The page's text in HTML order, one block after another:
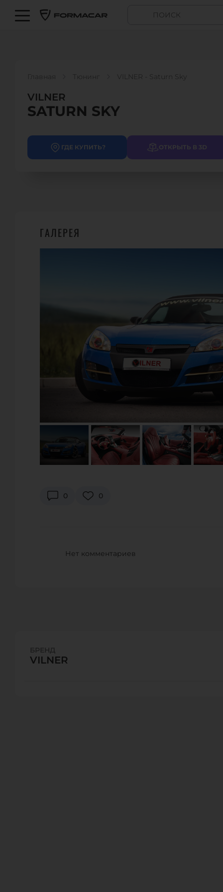
Главная Тюнинг VILNER - Saturn Sky
VILNER
SATURN SKY
ГДЕ КУПИТЬ? ОТКРЫТЬ В 3D
ГАЛЕРЕЯ
0 0
Нет комментариев
БРЕНД
VILNER
ГДЕ КУПИТЬ? 1
VILNER
http://www.vilner.eu
office@vilner.eu